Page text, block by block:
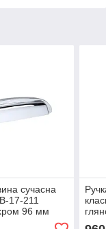
сучасна
17-211
96 мм